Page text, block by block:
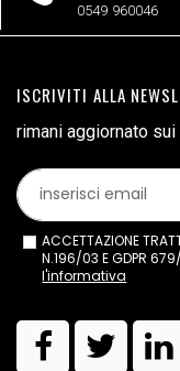
0549 960046
ISCRIVITI ALLA
rimani aggiornato
ACCETTAZIONE
N.196/03 E GDPR
l'informativa